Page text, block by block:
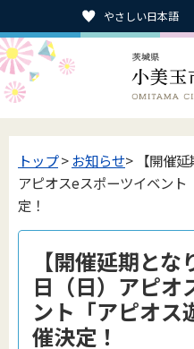
やさしい日本語
トップ>お知らせ> 【開催延
アピオスeスポーツイベン
定！
【開催延期と
日（日）アピオ
ント「アピオス
催決定！